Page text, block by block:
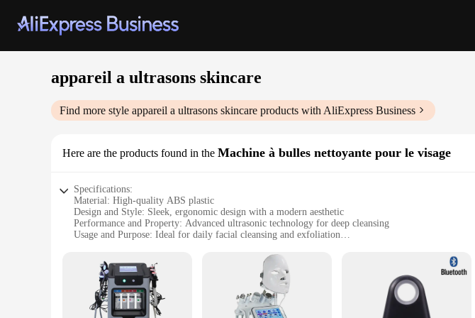
appareil a ultrasons skincare
Find more style appareil a ultrasons skincare products with AliExpress Business
Here are the products found in the Machine à bulles nettoyante pour le visage
Specifications:
Material: High-quality ABS plastic
Design and Style: Sleek, ergonomic design with a modern aesthetic
Performance and Property: Advanced ultrasonic technology for deep cleansing
Usage and Purpose: Ideal for daily facial cleansing and exfoliation
Shape or Size or Weight or Quantity: Compact and lightweight for easy handling
Features:
|Wholesale|Vendors|
**Revolutionary Skincare Technology**